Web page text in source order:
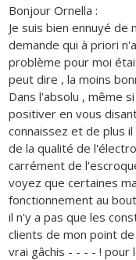
Bonjour Ornella :
Je suis bien ennuyé
demande qui à priori
problème pour moi
peut dire , la moins
Dans l'absolu , même
positiver en vous
connaissez et de plus
de la qualité de
carrément de
voyez que certaines
fonctionnement au
il n'y a pas que les
clients de mon point
vrai gâchis - - - - ! pour